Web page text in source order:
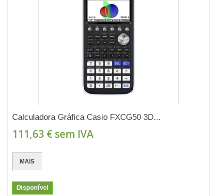
Calculadora Gráfica Casio FXCG50 3D...
111,63 € sem IVA
MAIS
Disponível